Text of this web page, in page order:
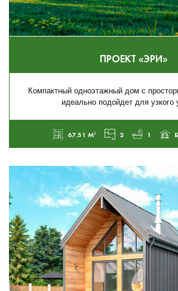
ПРОЕКТ «ЭРИ»
Компактный одноэтажный дом с
идеально подойдет для узкого
67.51 М² 2 1